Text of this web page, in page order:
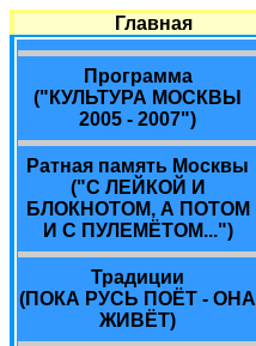
Главная
Программа
("КУЛЬТУРА МОСКВЫ
2005 - 2007")
Ратная память Москвы
("С ЛЕЙКОЙ И
БЛОКНОТОМ, А ПОТОМ
И С ПУЛЕМЁТОМ...")
Традиции
(ПОКА РУСЬ ПОЁТ - ОНА
ЖИВЁТ)